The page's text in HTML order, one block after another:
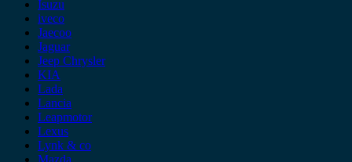
Isuzu
iveco
Jaecoo
Jaguar
Jeep Chrysler
KIA
Lada
Lancia
Leapmotor
Lexus
Lynk & co
Mazda